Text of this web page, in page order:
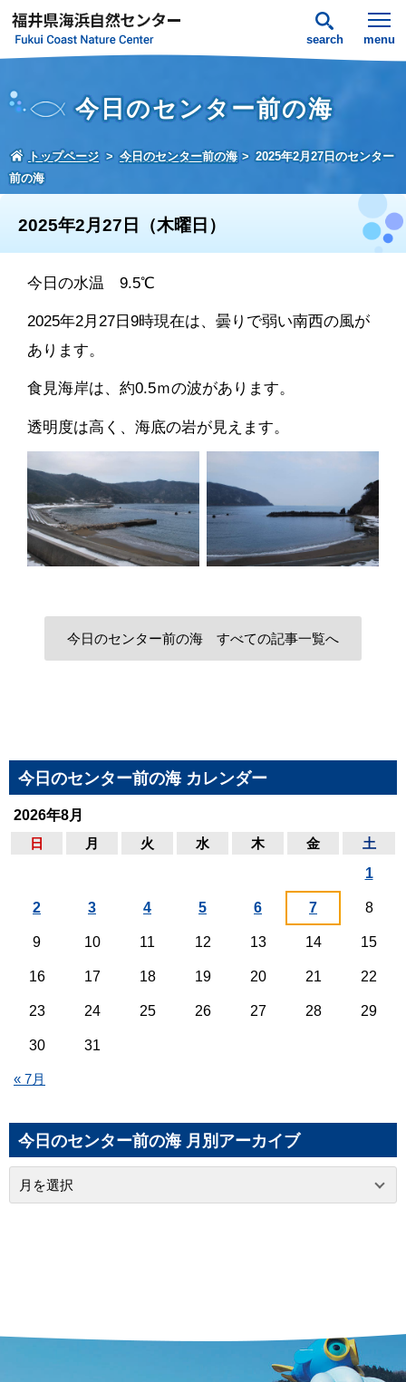
search menu
今日のセンター前の海
トップページ 今日のセンター前の海
2025年2月27日のセンター
前の海
2025年2月27日（木曜日）
今日の水温 9.5℃
2025年2月27日9時現在は、曇りで弱い南西の風が
あります。
食見海岸は、約0.5ｍの波があります。
透明度は高く、海底の岩が見えます。
今日のセンター前の海 すべての記事一覧へ
今日のセンター前の海 カレンダー
2026年8月
日
月 火 水 木 金 土
« 7月
1
2 3 4 5 6 7 8
9 10 11 12 13 14 15
16 17 18 19 20 21 22
23 24 25 26 27 28 29
30 31
今日のセンター前の海 月別アーカイブ